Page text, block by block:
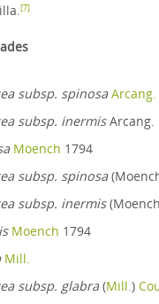
[7]
subsp. spinosa Arcang.
subsp. inermisArcang.
Moench 1794
subsp. spinosa
subsp. inermis
Moench 1794
Mill.
subsp. glabra(Mill.)